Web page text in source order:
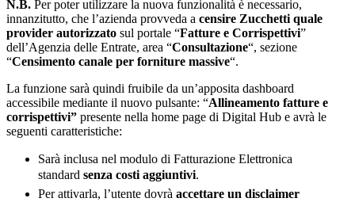
N.B. Per poter utilizzare la nuova funzionalità è necessario,
innanzitutto, che l’azienda provveda a censire Zucchetti quale
provider autorizzato sul portale “Fatture e Corrispettivi”
dell’Agenzia delle Entrate, area “Consultazione“, sezione
“Censimento canale per forniture massive“.
La funzione sarà quindi fruibile da un’apposita dashboard
accessibile mediante il nuovo pulsante: “Allineamento fatture e
corrispettivi” presente nella home page di Digital Hub e avrà le
seguenti caratteristiche:
Sarà inclusa nel modulo di Fatturazione Elettronica
standard senza costi aggiuntivi.
Per attivarla, l’utente dovrà accettare un disclaimer